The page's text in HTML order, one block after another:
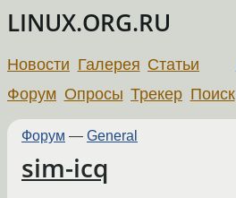
LINUX.ORG.RU
Новости Галерея Статьи
Форум Опросы Трекер Поиск
Форум — General
sim-icq